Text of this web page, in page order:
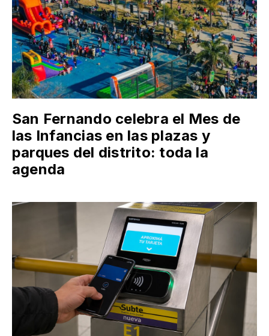
San Fernando celebra el Mes de
las Infancias en las plazas y
parques del distrito: toda la
agenda